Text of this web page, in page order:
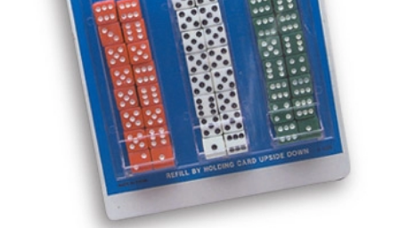
FAQ
Nous joindre
Me connecter
Panier